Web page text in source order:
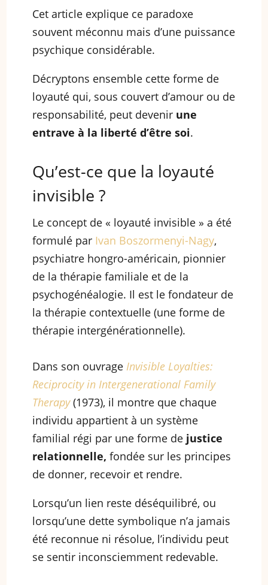
Cet article explique ce paradoxe
souvent méconnu mais d’une puissance
psychique considérable.
Décryptons ensemble cette forme de
loyauté qui, sous couvert d’amour ou de
responsabilité, peut devenir une
entrave à la liberté d’être soi.
Qu’est-ce que la loyauté
invisible ?
Le concept de « loyauté invisible » a été
formulé par Ivan Boszormenyi-Nagy,
psychiatre hongro-américain, pionnier
de la thérapie familiale et de la
psychogénéalogie. Il est le fondateur de
la thérapie contextuelle (une forme de
thérapie intergénérationnelle).
Dans son ouvrage Invisible Loyalties:
Reciprocity in Intergenerational Family
Therapy(1973), il montre que chaque
individu appartient à un système
familial régi par une forme de justice
relationnelle, fondée sur les principes
de donner, recevoir et rendre.
Lorsqu’un lien reste déséquilibré, ou
lorsqu’une dette symbolique n’a jamais
été reconnue ni résolue, l’individu peut
se sentir inconsciemment redevable.